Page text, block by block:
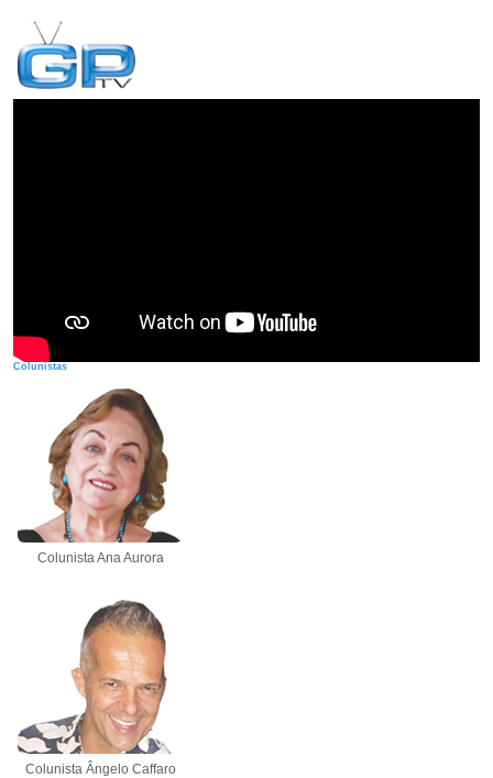
Colunistas
Colunista Ana Aurora
Colunista Ângelo Caffaro